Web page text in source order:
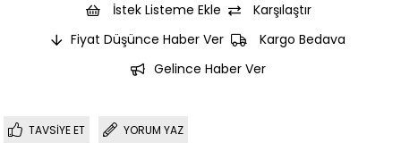
İstek Listeme Ekle
Karşılaştır
Fiyat Düşünce Haber Ver
Kargo Bedava
Gelince Haber Ver
TAVSIYE ET YORUM YAZ